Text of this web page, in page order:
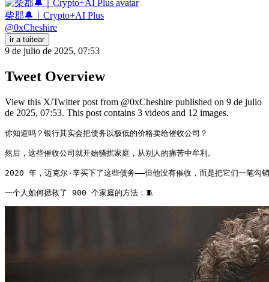
柴郡🔔｜Crypto+AI Plus
@0xCheshire
ir a tuitear
9 de julio de 2025, 07:53
Tweet Overview
View this X/Twitter post from @0xCheshire published on 9 de julio
de 2025, 07:53. This post contains 3 videos and 12 images.
你知道吗？银行其实会把债务以极低的价格卖给催收公司？
然后，这些催收公司就开始骚扰家庭，从别人的痛苦中牟利。
2020 年，迈克尔·辛买下了这些债务——但他没有催收，而是把它们一笔勾
一个人如何拯救了 900 个家庭的方法：🧵